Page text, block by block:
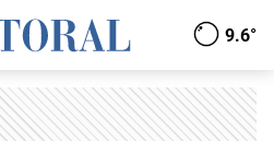
9.6°